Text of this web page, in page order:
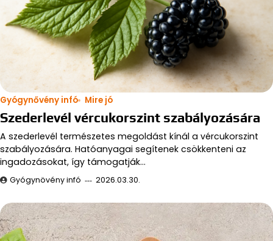
Gyógynővény infó Mire jó
Szederlevél vércukorszint szabályozására
A szederlevél természetes megoldást kínál a vércukorszint
szabályozására. Hatóanyagai segítenek csökkenteni az
ingadozásokat, így támogatják…
Gyógynövény infó 2026.03.30.